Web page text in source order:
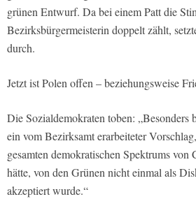
grünen Entwurf. Da bei einem Patt die
Bezirksbürgermeisterin doppelt zählt,
durch.
Jetzt ist Polen offen – beziehungsweise
Die Sozialdemokraten toben: „Besonders
ein vom Bezirksamt erarbeiteter
gesamten demokratischen Spektrums
hätte, von den Grünen nicht einmal als
akzeptiert wurde.“